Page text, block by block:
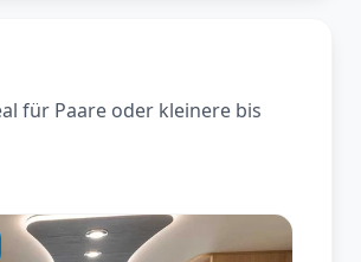
für Paare oder kleinere bis